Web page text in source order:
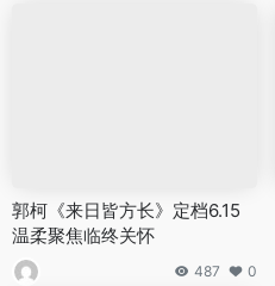
郭柯《来日皆方长》定档6.15
温柔聚焦临终关怀
487 0